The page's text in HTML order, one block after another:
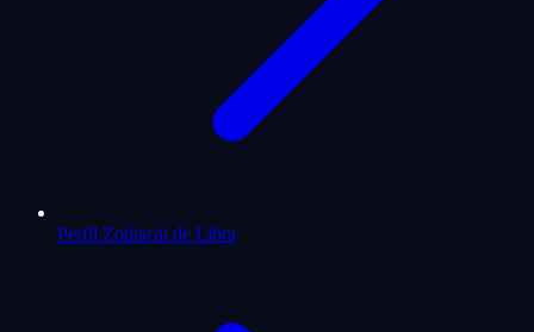
Perfil Zodiacal de Libra